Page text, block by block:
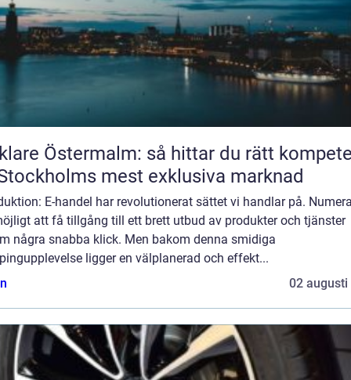
Östermalm: så hittar du rätt
mest exklusiva marknad
E-handel har revolutionerat sättet vi handlar på.
att få tillgång till ett brett utbud av produkter och tjänster
några snabba klick. Men bakom denna smidiga
ligger en välplanerad och effekt...
02 augusti